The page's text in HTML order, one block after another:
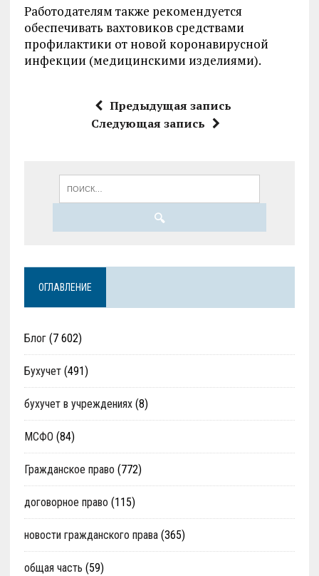
Работодателям также рекомендуется
обеспечивать вахтовиков средствами
профилактики от новой коронавирусной
инфекции (медицинскими изделиями).
Предыдущая запись
Следующая запись
ОГЛАВЛЕНИЕ
Блог(7 602)
Бухучет(491)
бухучет в учреждениях(8)
МСФО (84)
Гражданское право (772)
договорное право (115)
новости гражданского права(365)
общая часть (59)